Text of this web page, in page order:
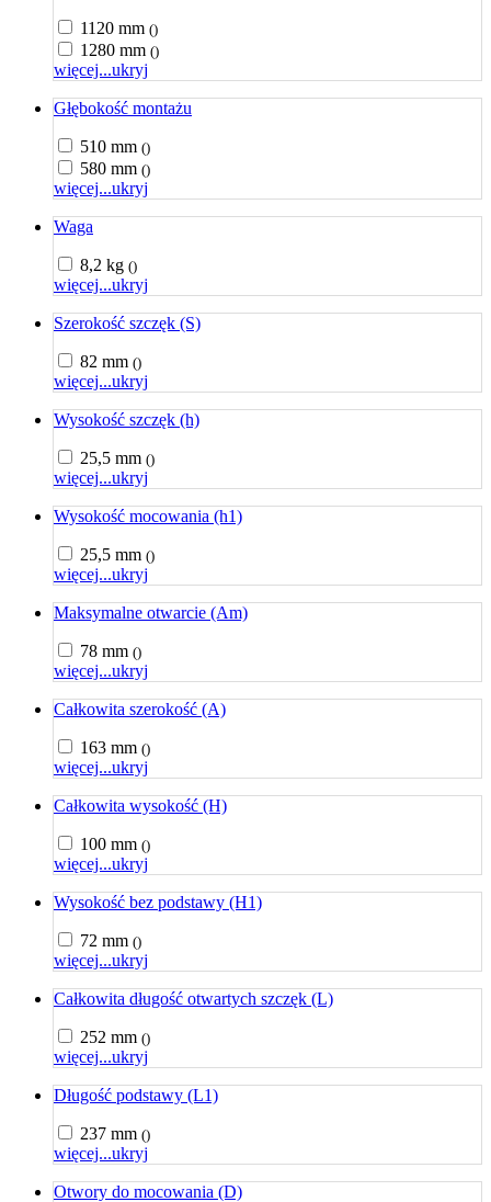
1120 mm ()
1280 mm ()
więcej...ukryj
Głębokość montażu
510 mm ()
580 mm ()
więcej...ukryj
Waga
8,2 kg ()
więcej...ukryj
Szerokość szczęk (S)
82 mm ()
więcej...ukryj
Wysokość szczęk (h)
25,5 mm ()
więcej...ukryj
Wysokość mocowania (h1)
25,5 mm ()
więcej...ukryj
Maksymalne otwarcie (Am)
78 mm ()
więcej...ukryj
Całkowita szerokość (A)
163 mm ()
więcej...ukryj
Całkowita wysokość (H)
100 mm ()
więcej...ukryj
Wysokość bez podstawy (H1)
72 mm ()
więcej...ukryj
Całkowita długość otwartych szczęk (L)
252 mm ()
więcej...ukryj
Długość podstawy (L1)
237 mm ()
więcej...ukryj
Otwory do mocowania (D)